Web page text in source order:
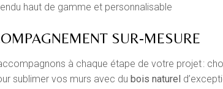
haut de gamme et personnalisable
SUR-MESURE
à chaque étape de votre projet :
sublimer vos murs avec du bois naturel